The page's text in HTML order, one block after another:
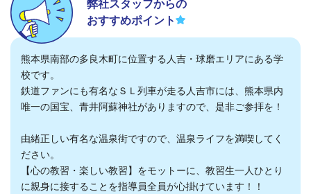
弊社スタッフからの
おすすめポイント
熊本県南部の多良木町に位置する人吉・球磨エリアにある学
校です。
鉄道ファンにも有名なＳＬ列車が走る人吉市には、熊本県内
唯一の国宝、青井阿蘇神社がありますので、是非ご参拝を！
由緒正しい有名な温泉街ですので、温泉ライフを満喫してく
ださい。
【心の教習・楽しい教習】をモットーに、教習生一人ひとり
に親身に接することを指導員全員が心掛けています！！